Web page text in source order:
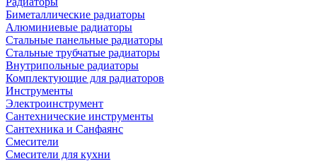
Биметаллические радиаторы
Алюминиевые радиаторы
Стальные панельные радиаторы
Стальные трубчатые радиаторы
Внутрипольные радиаторы
Комплектующие для радиаторов
Инструменты
Электроинструмент
Сантехнические инструменты
Сантехника и Санфаянс
Смесители
Смесители для кухни